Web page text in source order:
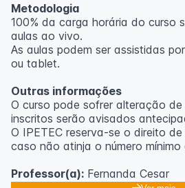
Metodologia
100% da carga horária do curso
aulas ao vivo.
As aulas podem ser assistidas
ou tablet.
Outras informações
O curso pode sofrer alteração
inscritos serão avisados
O IPETEC reserva-se o direito
caso não atinja o número mínimo
Professor(a): Fernanda Cesar